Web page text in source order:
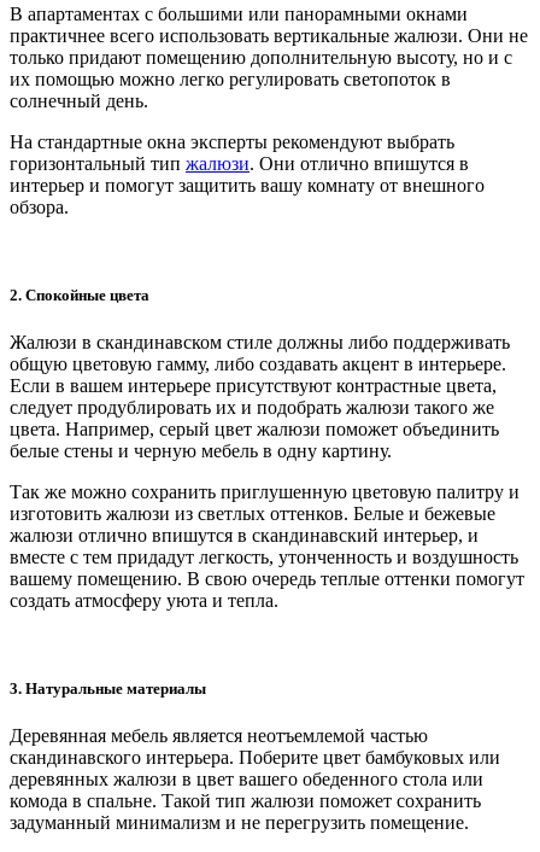
В апартаментах с большими или панорамными окнами
практичнее всего использовать вертикальные жалюзи. Они не
только придают помещению дополнительную высоту, но и с
их помощью можно легко регулировать светопоток в
солнечный день.
На стандартные окна эксперты рекомендуют выбрать
горизонтальный тип жалюзи. Они отлично впишутся в
интерьер и помогут защитить вашу комнату от внешного
обзора.
2. Спокойные цвета
Жалюзи в скандинавском стиле должны либо поддерживать
общую цветовую гамму, либо создавать акцент в интерьере.
Если в вашем интерьере присутствуют контрастные цвета,
следует продублировать их и подобрать жалюзи такого же
цвета. Например, серый цвет жалюзи поможет объединить
белые стены и черную мебель в одну картину.
Так же можно сохранить приглушенную цветовую палитру и
изготовить жалюзи из светлых оттенков. Белые и бежевые
жалюзи отлично впишутся в скандинавский интерьер, и
вместе с тем придадут легкость, утонченность и воздушность
вашему помещению. В свою очередь теплые оттенки помогут
создать атмосферу уюта и тепла.
3. Натуральные материалы
Деревянная мебель является неотъемлемой частью
скандинавского интерьера. Поберите цвет бамбуковых или
деревянных жалюзи в цвет вашего обеденного стола или
комода в спальне. Такой тип жалюзи поможет сохранить
задуманный минимализм и не перегрузить помещение.